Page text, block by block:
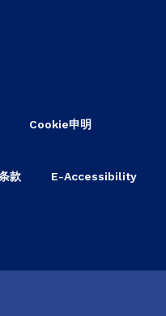
Cookie申明
款 E-Accessibility